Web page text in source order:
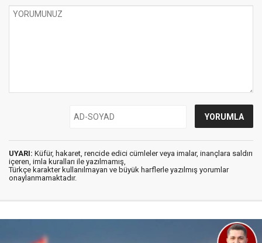
UYARI: Küfür, hakaret, rencide edici cümleler veya imalar, inançlara saldırı
içeren, imla kuralları ile yazılmamış,
Türkçe karakter kullanılmayan ve büyük harflerle yazılmış yorumlar
onaylanmamaktadır.